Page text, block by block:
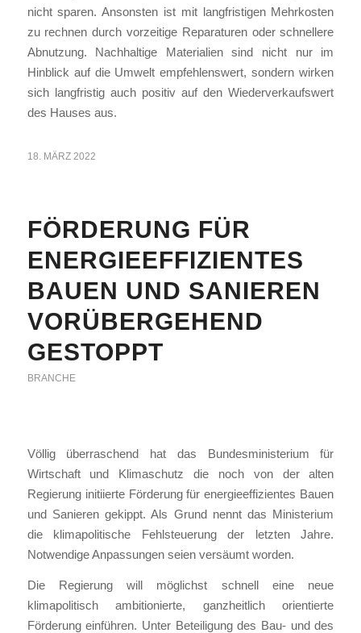
nicht sparen. Ansonsten ist mit langfristigen Mehrkosten
zu rechnen durch vorzeitige Reparaturen oder schnellere
Abnutzung. Nachhaltige Materialien sind nicht nur im
Hinblick auf die Umwelt empfehlenswert, sondern wirken
sich langfristig auch positiv auf den Wiederverkaufswert
des Hauses aus.
18. MÄRZ 2022
FÖRDERUNG FÜR
ENERGIEEFFIZIENTES
BAUEN UND SANIEREN
VORÜBERGEHEND
GESTOPPT
BRANCHE
Völlig überraschend hat das Bundesministerium für
Wirtschaft und Klimaschutz die noch von der alten
Regierung initiierte Förderung für energieeffizientes Bauen
und Sanieren gekippt. Als Grund nennt das Ministerium
die klimapolitische Fehlsteuerung der letzten Jahre.
Notwendige Anpassungen seien versäumt worden.
Die Regierung will möglichst schnell eine neue
klimapolitisch ambitionierte, ganzheitlich orientierte
Förderung einführen. Unter Beteiligung des Bau- und des